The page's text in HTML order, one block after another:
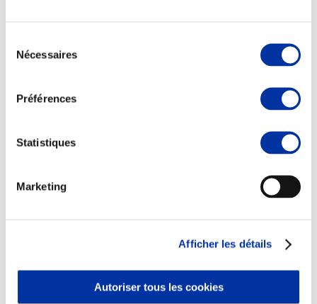
Nécessaires
Préférences
Statistiques
Marketing
Afficher les détails
Autoriser tous les cookies